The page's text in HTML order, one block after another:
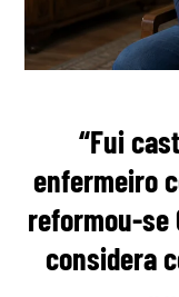
“Fui
enfermeiro
reformou-se
considera